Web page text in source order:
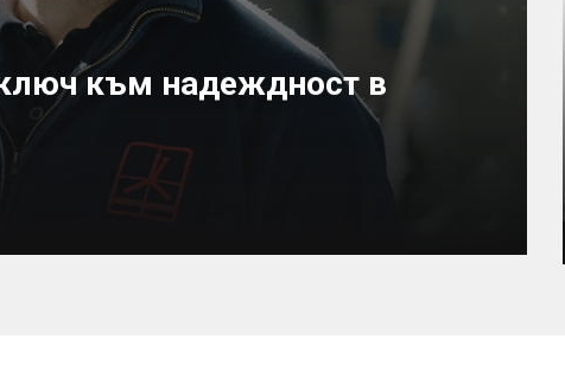
към надеждност в